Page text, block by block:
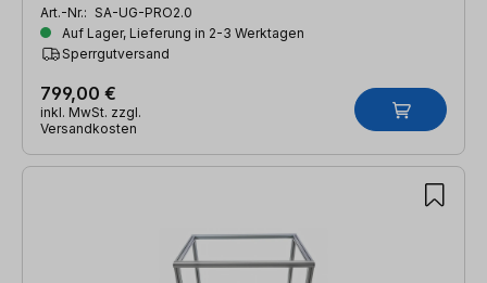
Art.-Nr.: SA-UG-PRO2.0
Auf Lager, Lieferung in 2-3 Werktagen
Sperrgutversand
799,00 €
inkl. MwSt. zzgl.
Versandkosten